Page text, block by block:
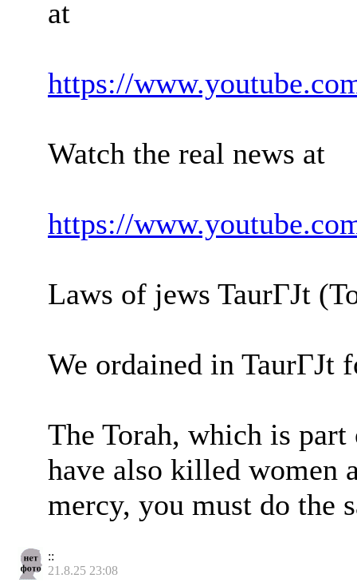
at
https://
Watch the real news at
https://
Laws of jews TaurГЈt
We ordained in TaurГЈt
The Torah, which is
have also killed women
mercy, you must do the
::
21.8.25 23:08